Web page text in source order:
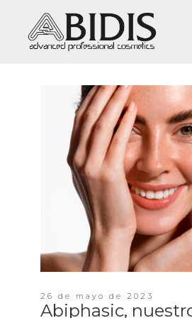
PIEL SECA /
PIEL
EXCESO DE
PIEL
ROJECES
PIEL
FLACIDEZ
PIEL MUY
REGENERACIÓN
VITALIDAD
26 de mayo de 2023
Abiphasic,